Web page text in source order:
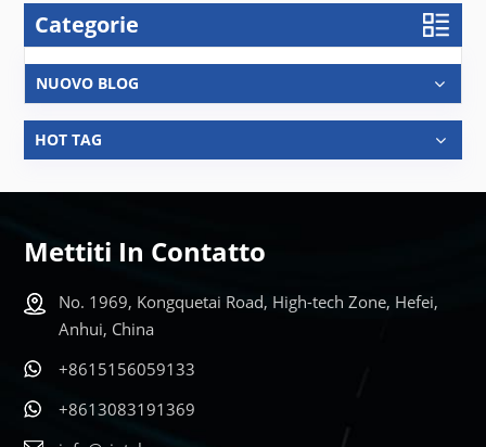
Categorie
NUOVO BLOG
HOT TAG
Mettiti In Contatto
No. 1969, Kongquetai Road, High-tech Zone, Hefei,
Anhui, China
+8615156059133
+8613083191369